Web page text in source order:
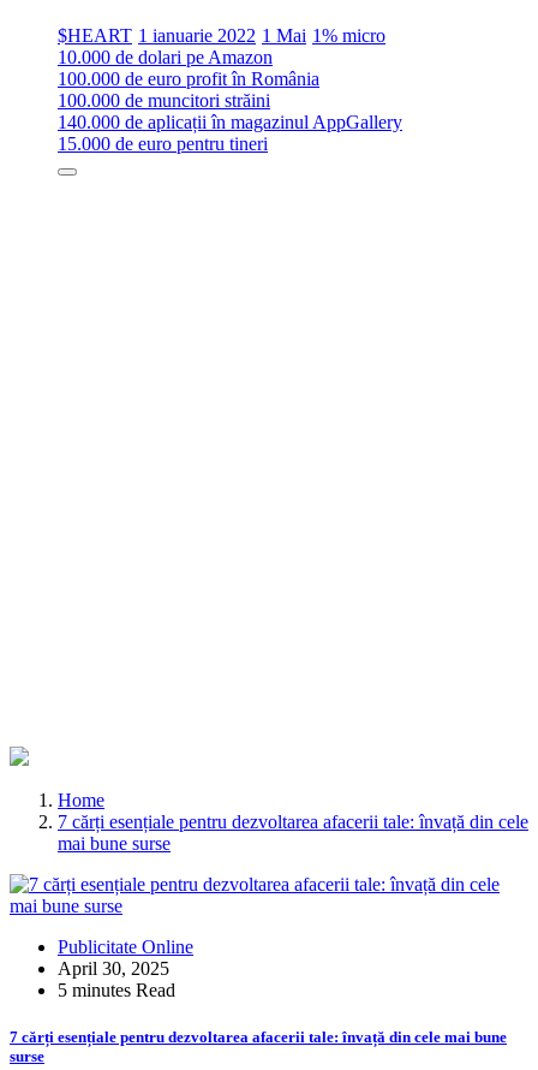
$HEART 1 ianuarie 2022 1 Mai 1% micro
10.000 de dolari pe Amazon
100.000 de euro profit în România
100.000 de muncitori străini
140.000 de aplicații în magazinul AppGallery
15.000 de euro pentru tineri
Home
7 cărți esențiale pentru dezvoltarea afacerii tale: învață din cele
mai bune surse
Publicitate Online
April 30, 2025
5 minutes Read
7 cărți esențiale pentru dezvoltarea afacerii tale: învață din cele mai bune
surse